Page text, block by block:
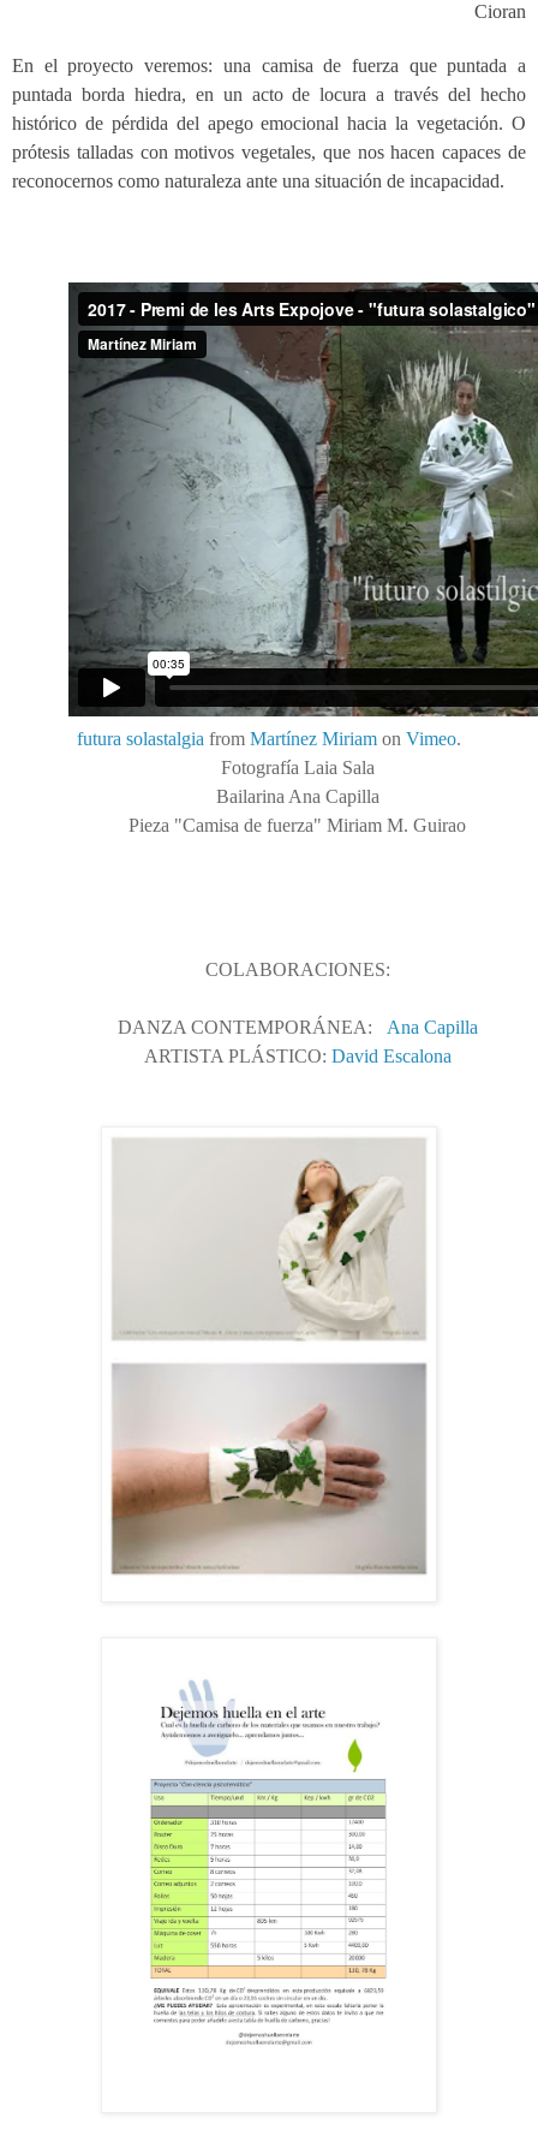
Cioran
En el proyecto veremos: una camisa de fuerza que puntada a
puntada borda hiedra, en un acto de locura a través del hecho
histórico de pérdida del apego emocional hacia la vegetación. O
prótesis talladas con motivos vegetales, que nos hacen capaces de
reconocernos como naturaleza ante una situación de incapacidad.
futura solastalgia from Martínez Miriam on Vimeo.
Fotografía Laia Sala
Bailarina Ana Capilla
Pieza "Camisa de fuerza" Miriam M. Guirao
COLABORACIONES:
DANZA CONTEMPORÁNEA:
Ana Capilla
ARTISTA PLÁSTICO: David Escalona